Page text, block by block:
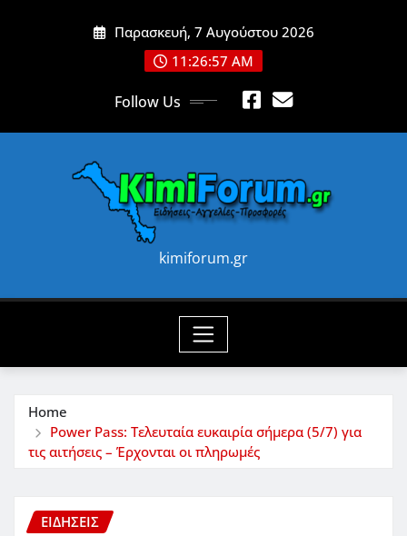
Παρασκευή, 7 Αυγούστου 2026
11:26:59 AM
Follow Us
kimiforum.gr
Home
Power Pass: Τελευταία ευκαιρία σήμερα (5/7) για
τις αιτήσεις – Έρχονται οι πληρωμές
ΕΙΔΗΣΕΙΣ